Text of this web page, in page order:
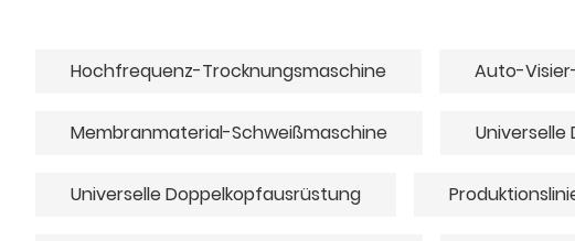
Hochfrequenz-Trocknungsmaschine Auto-
Membranmaterial-Schweißmaschine
Universelle Doppelkopfausrüstung